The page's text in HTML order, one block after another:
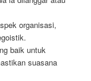
organisasi,
baik untuk
suasana